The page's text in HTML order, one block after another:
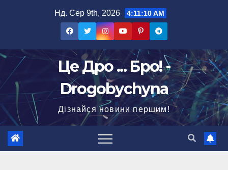
Нд. Сер 9th, 2026 4:11:11 AM
Це Дро ... Бро! -
Drogobychyna
Дізнайся новини першим!